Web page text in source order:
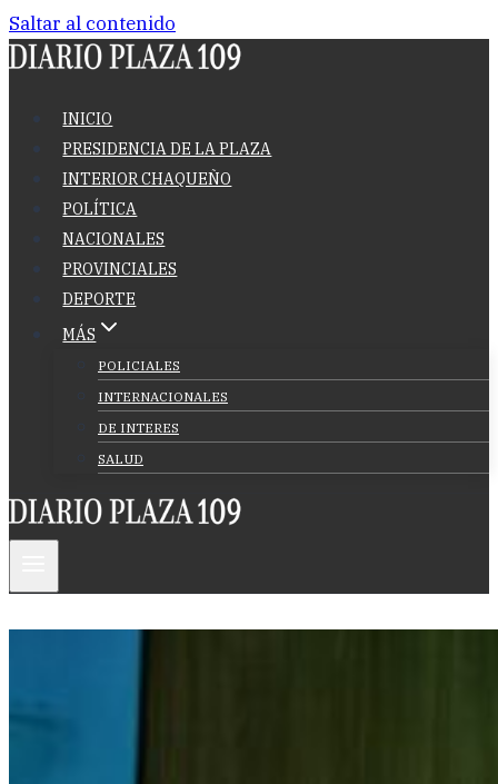
Saltar al contenido
INICIO
PRESIDENCIA DE LA PLAZA
INTERIOR CHAQUEÑO
POLÍTICA
NACIONALES
PROVINCIALES
DEPORTE
MÁS
POLICIALES
INTERNACIONALES
DE INTERES
SALUD